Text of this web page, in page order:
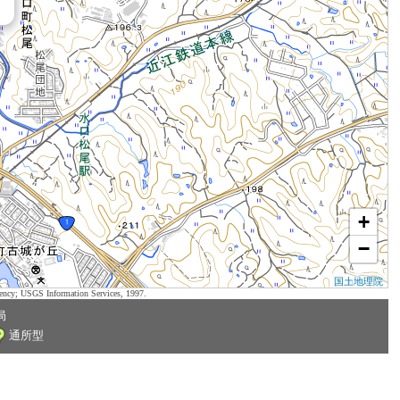
+
−
国土地理院
USGS Information Services, 1997.
通所型